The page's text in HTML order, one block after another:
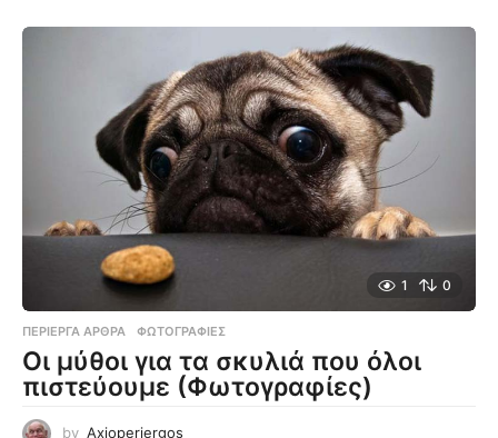
1 0
ΠΕΡΊΕΡΓΑ ΆΡΘΡΑ ,ΦΩΤΟΓΡΑΦΊΕΣ
Οι μύθοι για τα σκυλιά που όλοι
πιστεύουμε (Φωτογραφίες)
by Axioperiergos